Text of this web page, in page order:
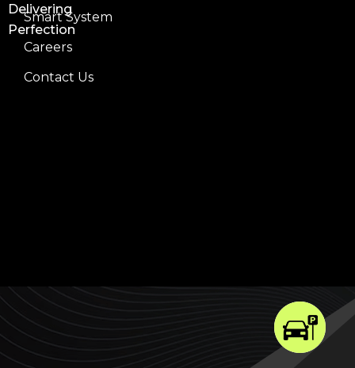
Delivering
Perfection
Smart System
Careers
Contact Us